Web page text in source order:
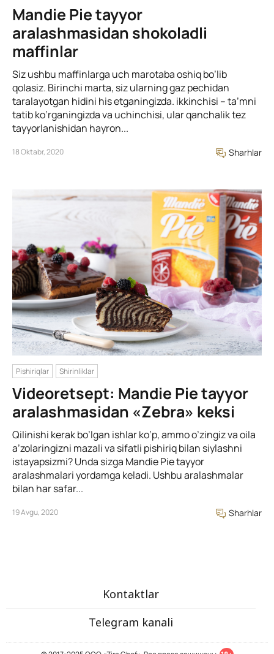
Mandie Pie tayyor
aralashmasidan shokoladli
maffinlar
Siz ushbu maffinlarga uch marotaba oshiq bo’lib
qolasiz. Birinchi marta, siz ularning gaz pechidan
taralayotgan hidini his etganingizda. ikkinchisi – ta’mni
tatib ko’rganingizda va uchinchisi, ular qanchalik tez
tayyorlanishidan hayron...
18 Oktabr, 2020 Sharhlar
Pishiriqlar Shirinliklar
Videoretsept: Mandie Pie tayyor
aralashmasidan «Zebra» keksi
Qilinishi kerak bo’lgan ishlar ko’p, ammo o’zingiz va oila
a’zolaringizni mazali va sifatli pishiriq bilan siylashni
istayapsizmi? Unda sizga Mandie Pie tayyor
aralashmalari yordamga keladi. Ushbu aralashmalar
bilan har safar...
19 Avgu, 2020 Sharhlar
Kontaktlar
Telegram kanali